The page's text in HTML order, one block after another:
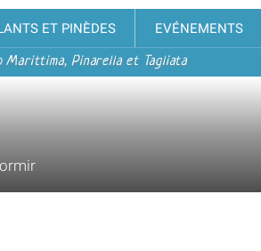
ET PINÈDES EVÉNEMENTS
Marittima, Pinarella et Tagliata